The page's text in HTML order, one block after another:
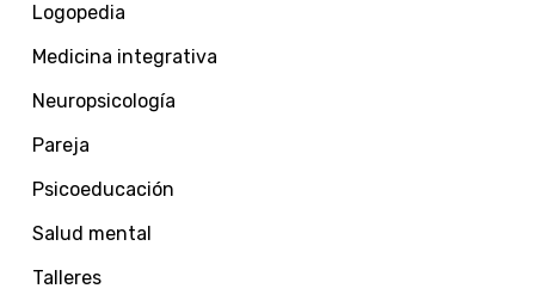
Logopedia
Medicina integrativa
Neuropsicología
Pareja
Psicoeducación
Salud mental
Talleres